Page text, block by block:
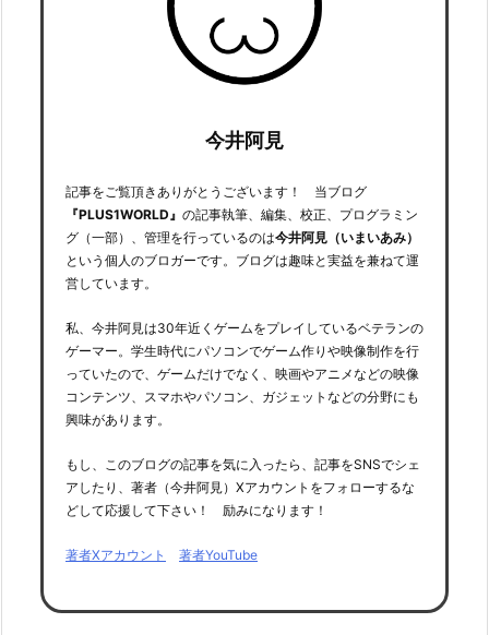
今井阿見
記事をご覧頂きありがとうございます！ 当ブログ
『PLUS1WORLD』 の記事執筆、編集、校正、プログラミン
グ（一部）、管理を行っているのは今井阿見（いまいあみ）
という個人のブロガーです。ブログは趣味と実益を兼ねて運
営しています。
私、今井阿見は30年近くゲームをプレイしているベテランの
ゲーマー。学生時代にパソコンでゲーム作りや映像制作を行
っていたので、ゲームだけでなく、映画やアニメなどの映像
コンテンツ、スマホやパソコン、ガジェットなどの分野にも
興味があります。
もし、このブログの記事を気に入ったら、記事をSNSでシェ
アしたり、著者（今井阿見）Xアカウントをフォローするな
どして応援して下さい！ 励みになります！
著者Xアカウント 著者YouTube